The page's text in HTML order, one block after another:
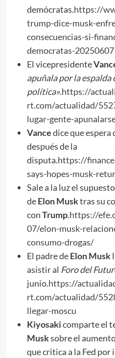
demócratas.https://
trump-dice-musk-
consecuencias-si-
democratas-
El vicepresidente
apuñala por la espalda
política».https://
rt.com/actualidad/
lugar-gente-
Vancedice que espera
después de la
disputa.https://
says-hopes-musk-
Sale a la luz el
deElon Musktras su
conTrump.https://
07/elon-musk-
consumo-drogas/
El padre deElon Musk
asistir al Foro del
junio.https://
rt.com/actualidad/
llegar-moscu
Kiyosakicomparte el
Musksobre el
que critica a la Fed